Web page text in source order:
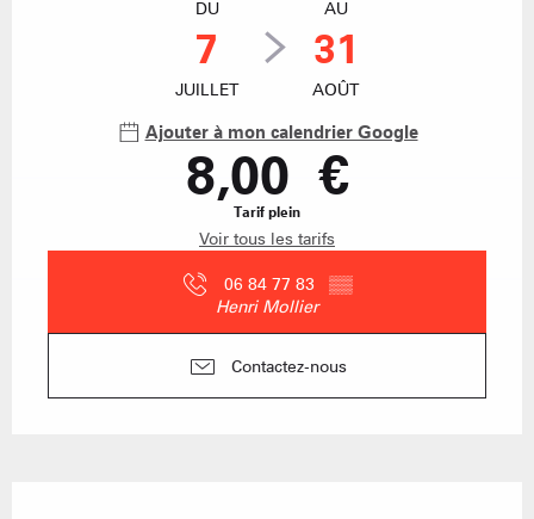
DU
7
JUILLET
AU
31
AOÛT
Ajouter à mon calendrier Google
8,00 €
Tarif plein
Voir tous les tarifs
06 84 77 83 ▒▒
Henri Mollier
Contactez-nous